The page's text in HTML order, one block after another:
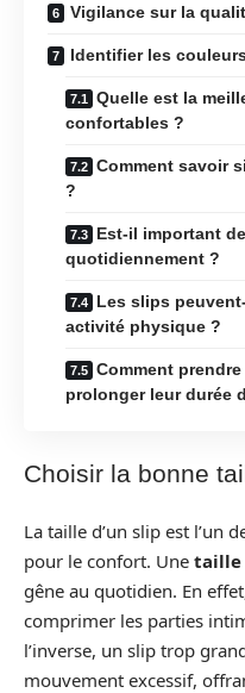
Vigilance sur la
Identifier les
Quelle est la
confortables ?
Comment savoir
?
Est-il important
quotidiennement ?
Les slips
activité physique ?
Comment
prolonger leur durée
Choisir la bonne
La taille d’un slip est l’un
pour le confort. Une taille
gêne au quotidien. En
comprimer les parties
l’inverse, un slip trop
mouvement excessif,